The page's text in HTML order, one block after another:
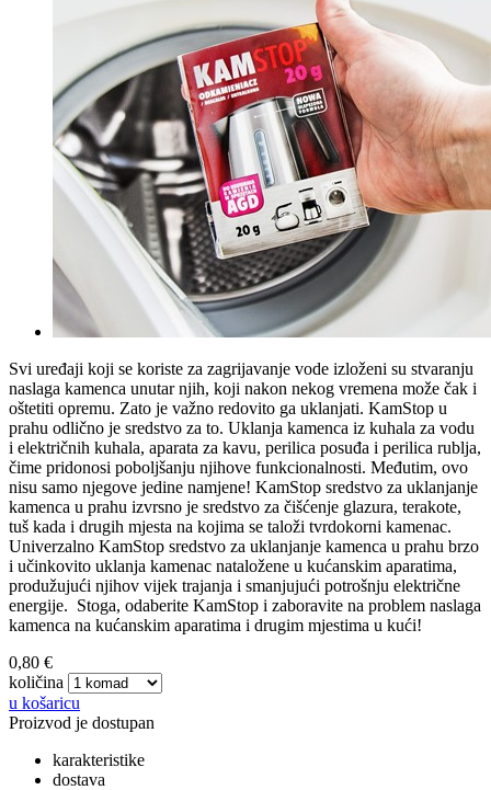
Svi uređaji koji se koriste za zagrijavanje vode izloženi su stvaranju
naslaga kamenca unutar njih, koji nakon nekog vremena može čak i
oštetiti opremu. Zato je važno redovito ga uklanjati. KamStop u
prahu odlično je sredstvo za to. Uklanja kamenca iz kuhala za vodu
i električnih kuhala, aparata za kavu, perilica posuđa i perilica rublja,
čime pridonosi poboljšanju njihove funkcionalnosti. Međutim, ovo
nisu samo njegove jedine namjene! KamStop sredstvo za uklanjanje
kamenca u prahu izvrsno je sredstvo za čišćenje glazura, terakote,
tuš kada i drugih mjesta na kojima se taloži tvrdokorni kamenac.
Univerzalno KamStop sredstvo za uklanjanje kamenca u prahu brzo
i učinkovito uklanja kamenac nataložene u kućanskim aparatima,
produžujući njihov vijek trajanja i smanjujući potrošnju električne
energije. Stoga, odaberite KamStop i zaboravite na problem naslaga
kamenca na kućanskim aparatima i drugim mjestima u kući!
0,80 €
količina
u košaricu
Proizvod je dostupan
karakteristike
dostava